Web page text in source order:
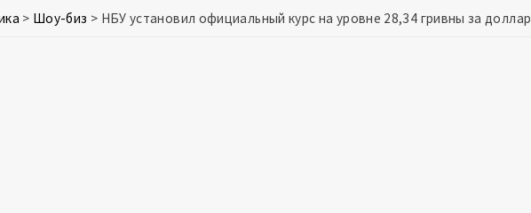
> Шоу-биз > НБУ установил официальный курс на уровне 28,34 гривны за доллар